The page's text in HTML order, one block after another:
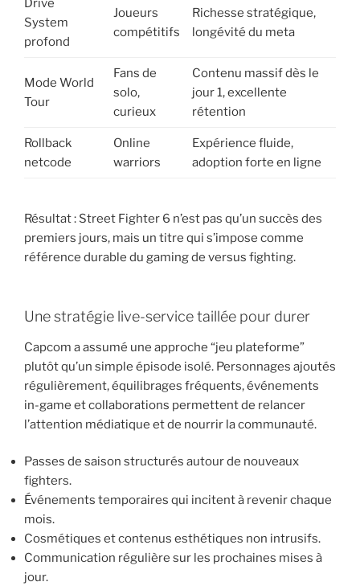
Drive
System
profond
Joueurs
compétitifs
Richesse stratégique,
longévité du meta
Mode World
Tour
Fans de
solo,
curieux
Contenu massif dès le
jour 1, excellente
rétention
Rollback
netcode
Online
warriors
Expérience fluide,
adoption forte en ligne
Résultat : Street Fighter 6 n’est pas qu’un succès des
premiers jours, mais un titre qui s’impose comme
référence durable du gaming de versus fighting.
Une stratégie live-service taillée pour durer
Capcom a assumé une approche “jeu plateforme”
plutôt qu’un simple épisode isolé. Personnages ajoutés
régulièrement, équilibrages fréquents, événements
in-game et collaborations permettent de relancer
l’attention médiatique et de nourrir la communauté.
Passes de saison structurés autour de nouveaux
fighters.
Événements temporaires qui incitent à revenir chaque
mois.
Cosmétiques et contenus esthétiques non intrusifs.
Communication régulière sur les prochaines mises à
jour.